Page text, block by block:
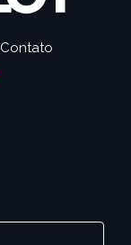
Contato